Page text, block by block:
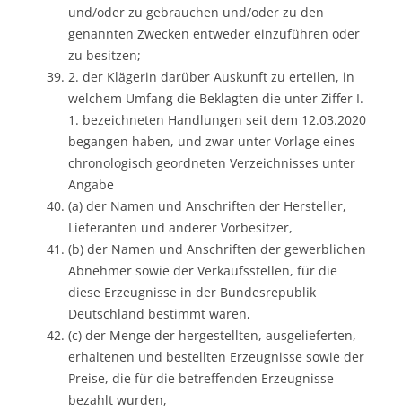
und/oder zu gebrauchen und/oder zu den
genannten Zwecken entweder einzuführen oder
zu besitzen;
2. der Klägerin darüber Auskunft zu erteilen, in
welchem Umfang die Beklagten die unter Ziffer I.
1. bezeichneten Handlungen seit dem 12.03.2020
begangen haben, und zwar unter Vorlage eines
chronologisch geordneten Verzeichnisses unter
Angabe
(a) der Namen und Anschriften der Hersteller,
Lieferanten und anderer Vorbesitzer,
(b) der Namen und Anschriften der gewerblichen
Abnehmer sowie der Verkaufsstellen, für die
diese Erzeugnisse in der Bundesrepublik
Deutschland bestimmt waren,
(c) der Menge der hergestellten, ausgelieferten,
erhaltenen und bestellten Erzeugnisse sowie der
Preise, die für die betreffenden Erzeugnisse
bezahlt wurden,